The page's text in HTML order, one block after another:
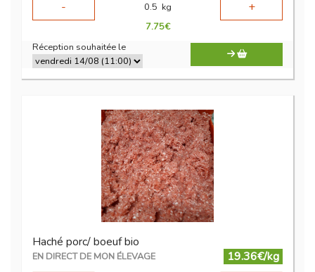
- 0.5 kg +
7.75€
Réception souhaitée le
Haché porc/ boeuf bio
EN DIRECT DE MON ÉLEVAGE
19.36€/kg